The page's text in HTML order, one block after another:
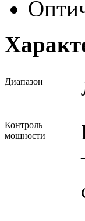
Диапазон
Контроль
мощности